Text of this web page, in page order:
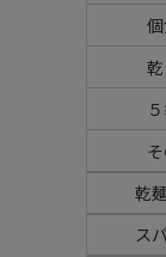
乾
ス